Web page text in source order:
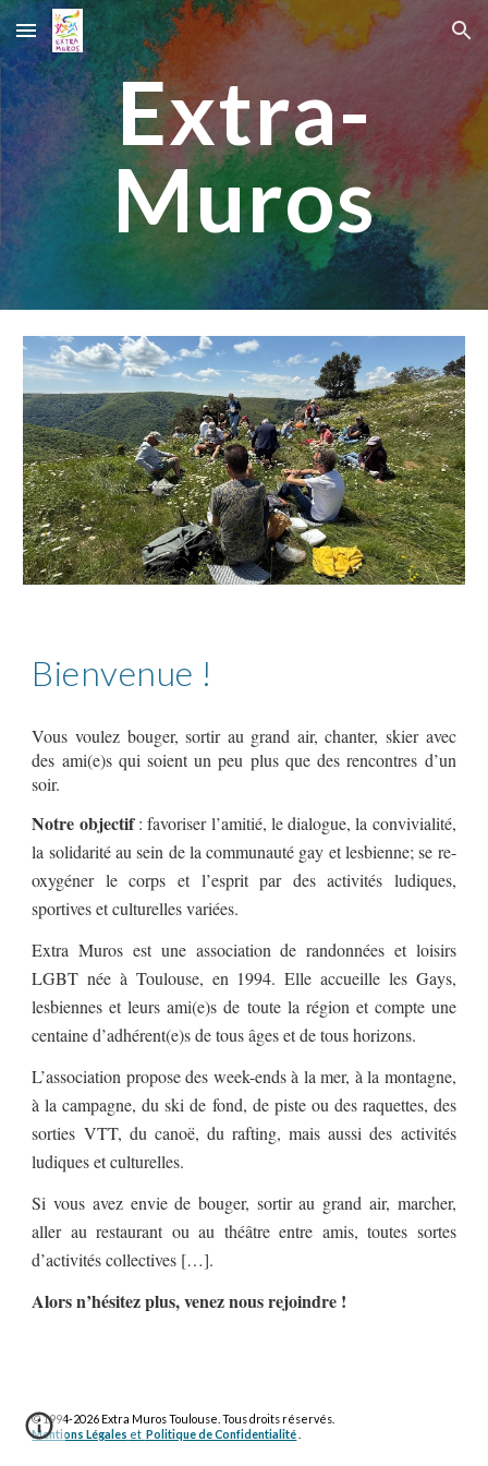
Skip to main content Skip to navigation
Extra-
Muros
Bienvenue !
Vous voulez bouger, sortir au grand air, chanter, skier avec
des ami(e)s qui soient un peu plus que des rencontres d’un
soir.
Notre objectif: favoriser l’amitié, le dialogue, la convivialité,
la solidarité au sein de la communauté gay et lesbienne; se re-
oxygéner le corps et l’esprit par des activités ludiques,
sportives et culturelles variées.
Extra Muros est une association de randonnées et loisirs
LGBT née à Toulouse, en 1994. Elle accueille les Gays,
lesbiennes et leurs ami(e)s de toute la région et compte une
centaine d’adhérent(e)s de tous âges et de tous horizons.
L’association propose des week-ends à la mer, à la montagne,
à la campagne, du ski de fond, de piste ou des raquettes, des
sorties VTT, du canoë, du rafting, mais aussi des activités
ludiques et culturelles.
Si vous avez envie de bouger, sortir au grand air, marcher,
aller au restaurant ou au théâtre entre amis, toutes sortes
d’activités collectives […].
Alors n’hésitez plus, venez nous rejoindre !
© 1994-2026 Extra Muros Toulouse. Tous droits réservés.
Mentions Légales et Politique de Confidentialité